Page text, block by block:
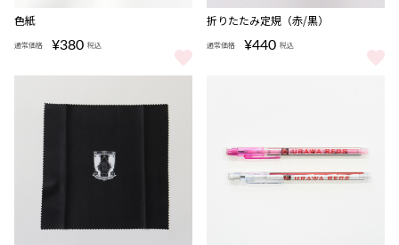
色紙
通常価格 ¥380 税込
完売
折りたたみ定規（赤/黒）
通常価格 ¥440 税込
折りたたみ定規（赤/黒） をもっ